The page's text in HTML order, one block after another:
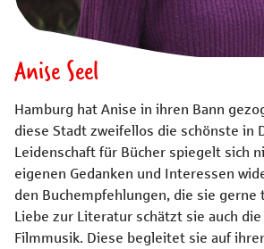
Anise Seel
Hamburg hat Anise in ihren Bann
diese Stadt zweifellos die schönste in
Leidenschaft für Bücher spiegelt sich
eigenen Gedanken und Interessen
den Buchempfehlungen, die sie
Liebe zur Literatur schätzt sie auch
Filmmusik. Diese begleitet sie auf